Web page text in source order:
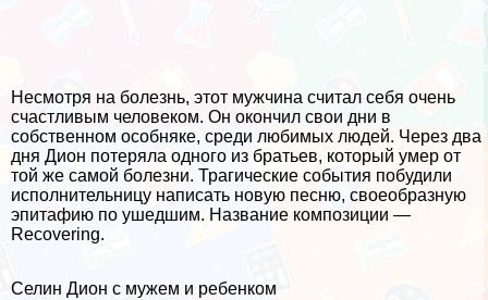
Несмотря на болезнь, этот мужчина считал себя очень
счастливым человеком. Он окончил свои дни в
собственном особняке, среди любимых людей. Через два
дня Дион потеряла одного из братьев, который умер от
той же самой болезни. Трагические события побудили
исполнительницу написать новую песню, своеобразную
эпитафию по ушедшим. Название композиции —
Recovering.
Селин Дион с мужем и ребенком